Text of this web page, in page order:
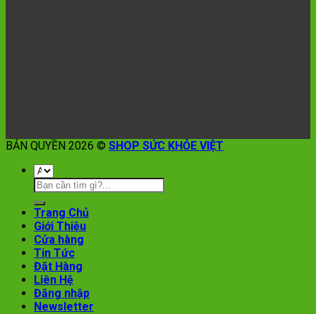
BẢN QUYỀN 2026 © SHOP SỨC KHỎE VIỆT
Trang Chủ
Giới Thiệu
Cửa hàng
Tin Tức
Đặt Hàng
Liên Hệ
Đăng nhập
Newsletter